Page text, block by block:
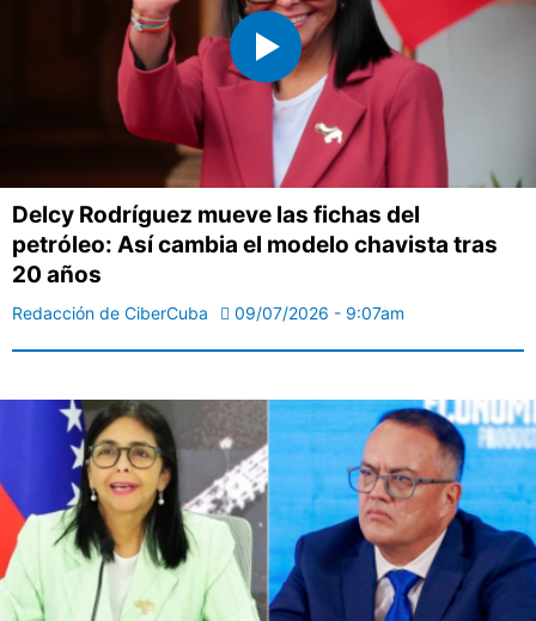
Delcy Rodríguez mueve las fichas del
petróleo: Así cambia el modelo chavista tras
20 años
Redacción de CiberCuba 09/07/2026 - 9:07am